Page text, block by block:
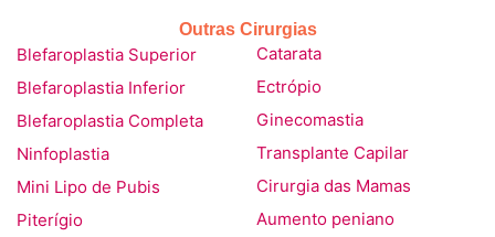
Outras Cirurgias
Blefaroplastia Superior
Blefaroplastia Inferior
Blefaroplastia Completa
Ninfoplastia
Mini Lipo de Pubis
Piterígio
Catarata
Ectrópio
Ginecomastia
Transplante Capilar
Cirurgia das Mamas
Aumento peniano